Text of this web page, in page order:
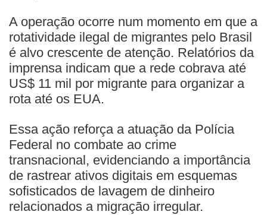
A operação ocorre num momento em que a
rotatividade ilegal de migrantes pelo Brasil
é alvo crescente de atenção. Relatórios da
imprensa indicam que a rede cobrava até
US$ 11 mil por migrante para organizar a
rota até os EUA.
Essa ação reforça a atuação da Polícia
Federal no combate ao crime
transnacional, evidenciando a importância
de rastrear ativos digitais em esquemas
sofisticados de lavagem de dinheiro
relacionados a migração irregular.